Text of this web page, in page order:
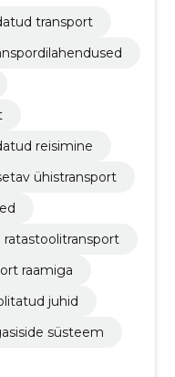
transport
reisimine
ühistransport
ratastoolitransport
raamiga
juhid
süsteem